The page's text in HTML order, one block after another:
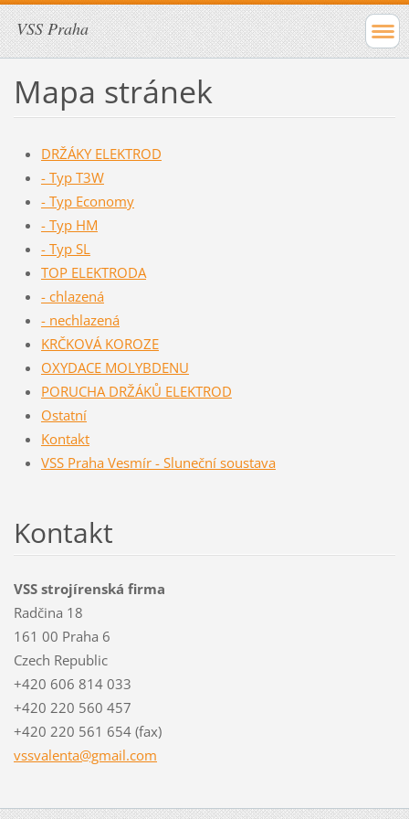
VSS Praha
Mapa stránek
DRŽÁKY ELEKTROD
- Typ T3W
- Typ Economy
- Typ HM
- Typ SL
TOP ELEKTRODA
- chlazená
- nechlazená
KRČKOVÁ KOROZE
OXYDACE MOLYBDENU
PORUCHA DRŽÁKŮ ELEKTROD
Ostatní
Kontakt
VSS Praha Vesmír - Sluneční soustava
Kontakt
VSS strojírenská firma
Radčina 18
161 00 Praha 6
Czech Republic
+420 606 814 033
+420 220 560 457
+420 220 561 654 (fax)
vssvalenta@gmail.com